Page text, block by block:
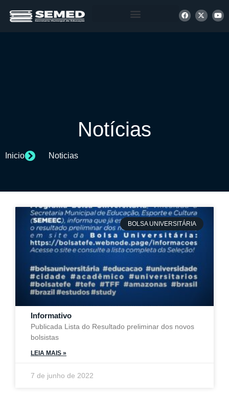
Notícias
Inicio Noticias
BOLSA UNIVERSITÁRIA
Informativo
Publicada Lista do Resultado preliminar dos novos
bolsistas
LEIA MAIS »
7 de junho de 2022